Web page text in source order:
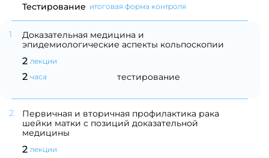
Тестирование итоговая форма контроля
1
Доказательная медицина и
эпидемиологические аспекты кольпоскопии
2 лекции
2 часа тестирование
2
Первичная и вторичная профилактика рака
шейки матки с позиций доказательной
медицины
2 лекции